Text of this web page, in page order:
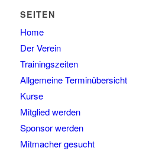
SEITEN
Home
Der Verein
Trainingszeiten
Allgemeine Terminübersicht
Kurse
Mitglied werden
Sponsor werden
Mitmacher gesucht